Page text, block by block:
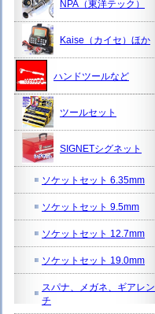
NPA（東洋テック）
Kaise（カイセ）ほか
ハンドツールなど
ツールセット
SIGNETシグネット
ソケットセット 6.35mm
ソケットセット 9.5mm
ソケットセット 12.7mm
ソケットセット 19.0mm
スパナ、メガネ、ギアレン
チ